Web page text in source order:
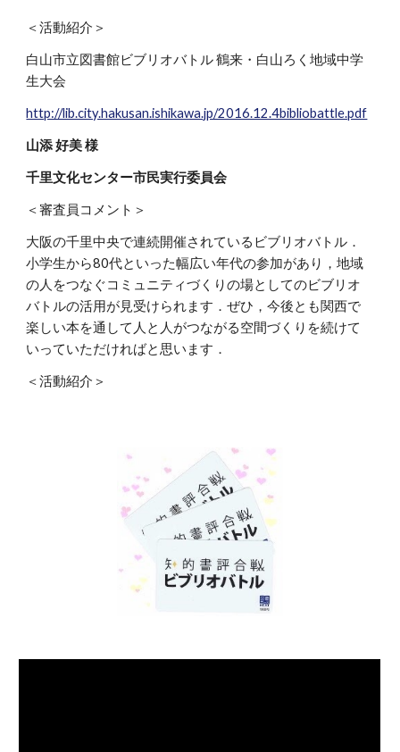
＜活動紹介＞
白山市立図書館ビブリオバトル 鶴来・白山ろく地域中学
生大会
http://lib.city.hakusan.ishikawa.jp/2016.12.4bibliobattle.pdf
山添 好美 様
千里文化センター市民実行委員会
＜審査員コメント＞
大阪の千里中央で連続開催されているビブリオバトル．
小学生から80代といった幅広い年代の参加があり，地域
の人をつなぐコミュニティづくりの場としてのビブリオ
バトルの活用が見受けられます．ぜひ，今後とも関西で
楽しい本を通して人と人がつながる空間づくりを続けて
いっていただければと思います．
＜活動紹介＞